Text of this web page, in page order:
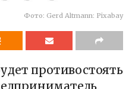
Фото: Gerd Altmann: Pixabay
противостоять